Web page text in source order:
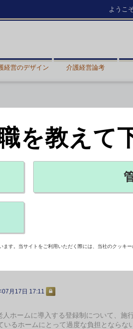
ようこ
経営のデザイン 介護経営論考
で新設された「看護・多職種協働加算
【兼松昭夫】
07月17日 17:11
ホームに導入する登録制について、施
るホームにとって過度な負担とならな
を教えて
す。当サイトをご利用いただく際には、当社のクッキ